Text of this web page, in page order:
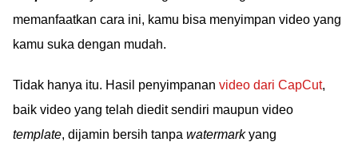
memanfaatkan cara ini, kamu bisa menyimpan video yang
kamu suka dengan mudah.
Tidak hanya itu. Hasil penyimpanan video dari CapCut,
baik video yang telah diedit sendiri maupun video
template, dijamin bersih tanpa watermarkyang